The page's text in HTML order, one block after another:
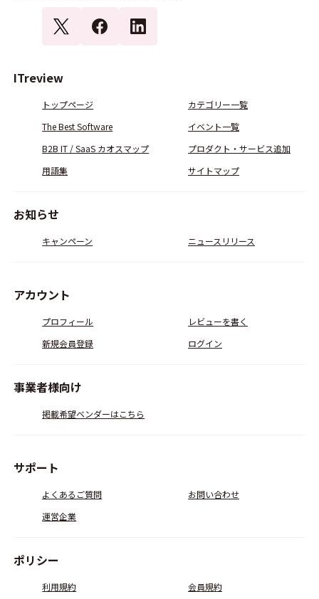
ITreview
トップページ
カテゴリー一覧
The Best Software
イベント一覧
B2B IT / SaaS カオスマップ
プロダクト・サービス追加
用語集
サイトマップ
お知らせ
キャンペーン ニュースリリース
アカウント
プロフィール
レビューを書く
新規会員登録
ログイン
事業者様向け
掲載希望ベンダーはこちら
サポート
よくあるご質問
お問い合わせ
運営企業
ポリシー
利用規約 会員規約